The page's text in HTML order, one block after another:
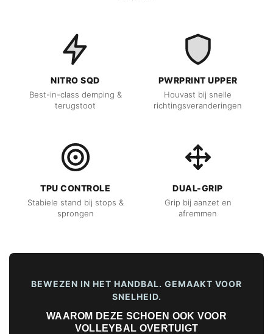
NITRO SQD
Best-in-class demping &
terugstoot
PWRPRINT UPPER
Houvast bij snelle
richtingsveranderingen
TPU CONTROLE
Stabiele stand bij stops &
sprongen
DUAL-GRIP
Grip bij aanzet en
afremmen
BEWEZEN IN HET HANDBAL. GEMAAKT VOOR
SNELHEID.
WAAROM DEZE SCHOEN OOK VOOR
VOLLEYBAL OVERTUIGT